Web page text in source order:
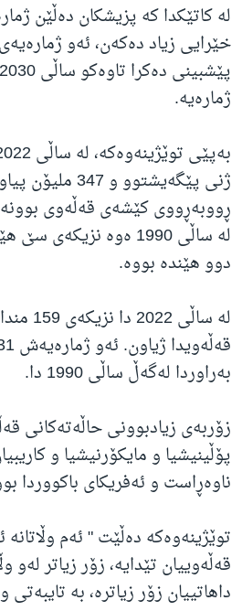
لە کاتێکدا کە پزیشکان دەڵێن
خێرایی زیاد دەکەن، ئەو
ژمارەیە.
ژنی پێگەیشتوو و
ڕووبەڕووی کێشەی قەڵەوی
لە ساڵی 1990 ەوە
دوو هێندە بووە.
لە
بەراوردا لەگەڵ ساڵی 1990 دا.
زۆربەی زیادبوونی حاڵەتەکانی
پۆڵینیشیا و مایکۆرنیشیا و
ناوەڕاست و ئەفریکای باکووردا
توێژینەوەکە دەڵێت " ئەم
قەڵەوییان تێدایە، زۆر زیاتر لەو
داهاتییان زۆر زیاترە، بە تایبەتی